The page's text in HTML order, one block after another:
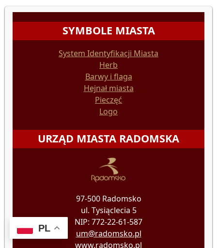
SYMBOLE MIASTA
System Identyfikacji Miasta
Herb
Barwy i flaga
Hejnał miasta
Pieczęć
Logo
URZĄD MIASTA RADOMSKA
97-500 Radomsko
ul. Tysiąclecia 5
NIP: 772-22-61-587
um@radomsko.pl
www.radomsko.pl
PL